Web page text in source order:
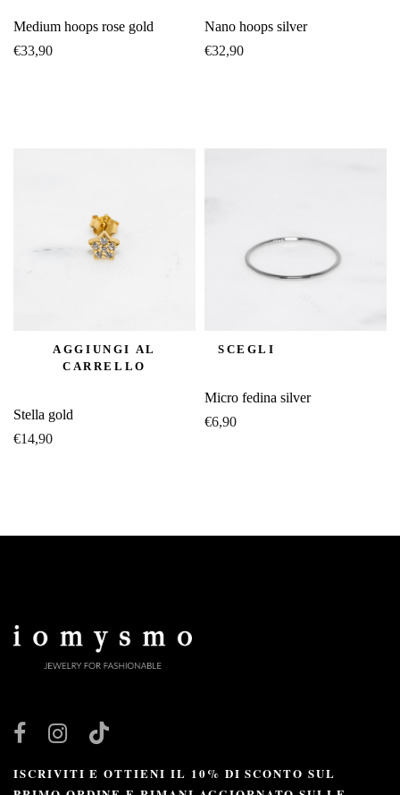
Medium hoops rose gold
€33,90
Nano hoops silver
€32,90
AGGIUNGI AL
CARRELLO
Stella gold
€14,90
SCEGLI
Micro fedina silver
€6,90
ISCRIVITI E OTTIENI IL 10% DI SCONTO SUL